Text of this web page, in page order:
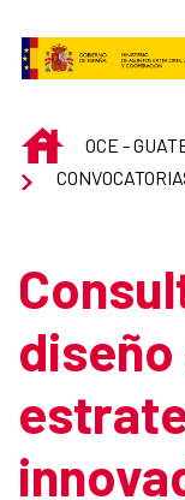
INICIO
OCE -
diseño